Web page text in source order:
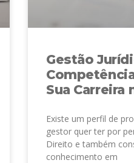
Gestão
Sua Carreira
Existe um perfil de
gestor quer ter por
Direito e também
conhecimento em